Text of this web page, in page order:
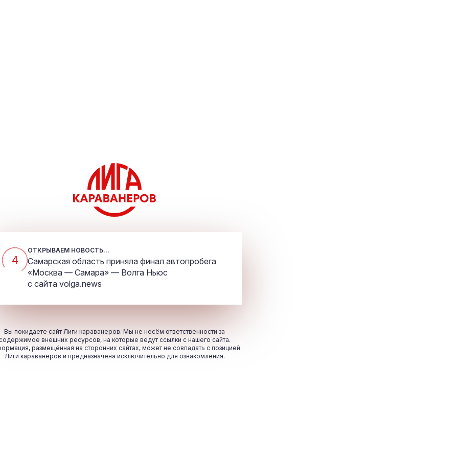
4
ОТКРЫВАЕМ НОВОСТЬ...
Самарская область приняла финал автопробега
«Москва — Самара» — Волга Ньюс
с сайта volga.news
Вы покидаете сайт Лиги караванеров. Мы не несём ответственности за
внешних ресурсов, на которые ведут ссылки с нашего сайта.
размещённая на сторонних сайтах, может не совпадать с позицией
Лиги караванеров и предназначена исключительно для ознакомления.